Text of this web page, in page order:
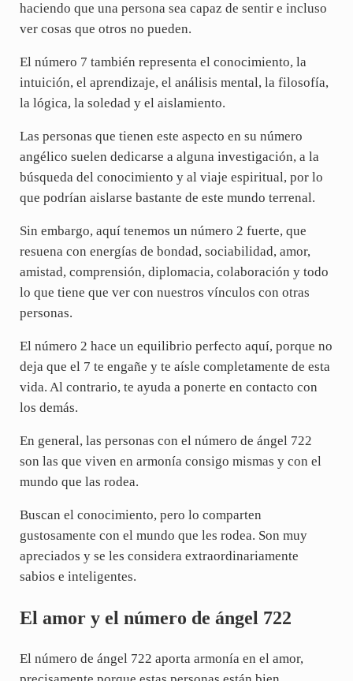
haciendo que una persona sea capaz de sentir e incluso
ver cosas que otros no pueden.
El número 7 también representa el conocimiento, la
intuición, el aprendizaje, el análisis mental, la filosofía,
la lógica, la soledad y el aislamiento.
Las personas que tienen este aspecto en su número
angélico suelen dedicarse a alguna investigación, a la
búsqueda del conocimiento y al viaje espiritual, por lo
que podrían aislarse bastante de este mundo terrenal.
Sin embargo, aquí tenemos un número 2 fuerte, que
resuena con energías de bondad, sociabilidad, amor,
amistad, comprensión, diplomacia, colaboración y todo
lo que tiene que ver con nuestros vínculos con otras
personas.
El número 2 hace un equilibrio perfecto aquí, porque no
deja que el 7 te engañe y te aísle completamente de esta
vida. Al contrario, te ayuda a ponerte en contacto con
los demás.
En general, las personas con el número de ángel 722
son las que viven en armonía consigo mismas y con el
mundo que las rodea.
Buscan el conocimiento, pero lo comparten
gustosamente con el mundo que les rodea. Son muy
apreciados y se les considera extraordinariamente
sabios e inteligentes.
El amor y el número de ángel 722
El número de ángel 722 aporta armonía en el amor,